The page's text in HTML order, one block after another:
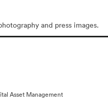
and press images.
Asset Management